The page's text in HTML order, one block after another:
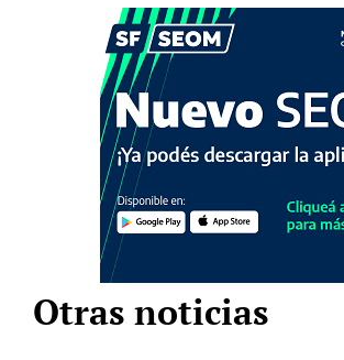
Otras noticias